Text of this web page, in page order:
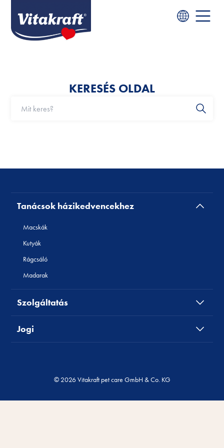
KERESÉS OLDAL
Tanácsok házikedvencekhez
Macskák
Kutyák
Rágcsáló
Madarak
Szolgáltatás
Jogi
© 2026 Vitakraft pet care GmbH & Co. KG